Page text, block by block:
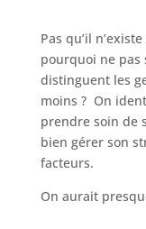
Pas qu’il
pourquoi ne pas
distinguent les
moins ? On
prendre soin de
bien gérer son
facteurs.
On aurait